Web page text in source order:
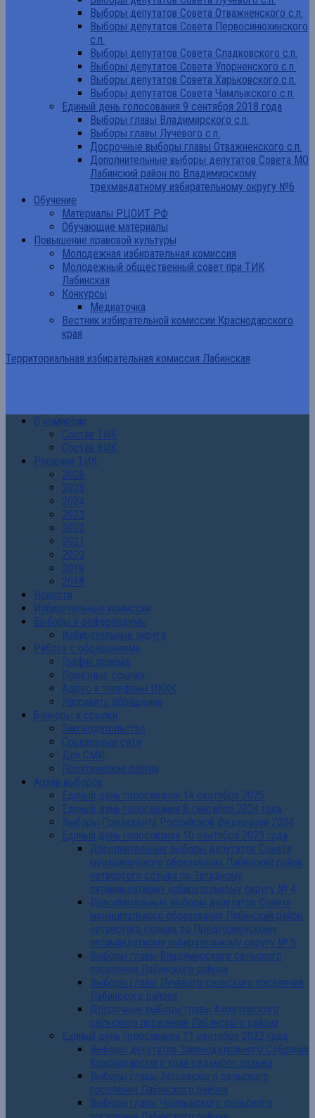
Выборы депутатов Совета Отважненского с.п.
Выборы депутатов Совета Первосинюхинского
с.п.
Выборы депутатов Совета Сладковского с.п.
Выборы депутатов Совета Упорненского с.п.
Выборы депутатов Совета Харьковского с.п.
Выборы депутатов Совета Чамлыкского с.п.
Единый день голосования 9 сентября 2018 года
Выборы главы Владимирского с.п.
Выборы главы Лучевого с.п.
Досрочные выборы главы Отважненского с.п.
Дополнительные выборы депутатов Совета МО
Лабинский район по Владимирскому
трехмандатному избирательному округу №6
Обучение
Материалы РЦОИТ РФ
Обучающие материалы
Повышение правовой культуры
Молодежная избирательная комиссия
Молодежный общественный совет при ТИК
Лабинская
Конкурсы
Медиаточка
Вестник избирательной комиссии Краснодарского
края
Территориальная избирательная комиссия Лабинская
О комиссии
Состав ТИК
Состав УИК
Решения ТИК
2026
2025
2024
2023
2022
2021
2020
2019
2018
Новости
Избирательные комиссии
Выборы и референдумы
Избирательные округа
Работа с обращениями
График приема
Полезные ссылки
Адрес и телефоны ИККК
Направить обращение
Баннеры и ссылки
Законодательство
Социальные сети
Для СМИ
Политические партии
Архив выборов
Единый день голосования 14 сентября 2025
Единый день голосования 8 сентября 2024 года
Выборы Президента Российской Федерации 2024
Единый день голосования 10 сентября 2023 года
Дополнительные выборы депутатов Совета
муниципального образования Лабинский район
четвертого созыва по Западному
пятимандатному избирательному округу № 4
Дополнительные выборы депутатов Совета
муниципального образования Лабинский район
четвертого созыва по Предгорненскому
пятимандатному избирательному округу № 5
Выборы главы Владимирского сельского
поселения Лабинского района
Выборы главы Лучевого сельского поселения
Лабинского района
Досрочные выборы главы Ахметовского
сельского поселения Лабинского района
Единый день голосования 11 сентября 2022 года
Выборы депутатов Законодательного Собрания
Краснодарского края седьмого созыва
Выборы главы Зассовского сельского
поселения Лабинского района
Выборы главы Чамлыкского сельского